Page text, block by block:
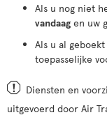
Als u nog niet
vandaag en uw
Als u al
toepasselijke
Diensten en
uitgevoerd door Air